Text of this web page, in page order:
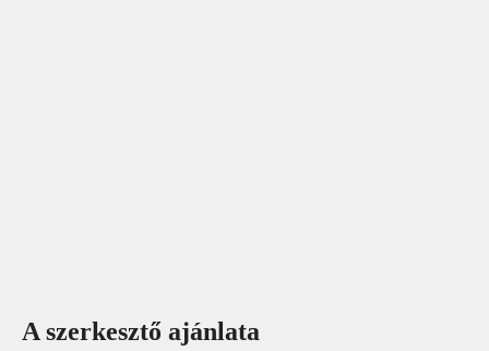
A szerkesztő ajánlata